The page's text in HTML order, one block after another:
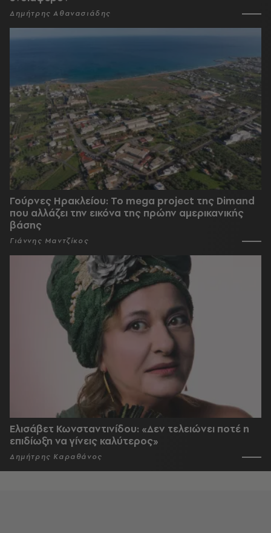
Δημήτρης Αθανασιάδης
Γούρνες Ηρακλείου: To mega project της Dimand
που αλλάζει την εικόνα της πρώην αμερικανικής
βάσης
Γιάννης Μαντζίκος
Ελισάβετ Κωνσταντινίδου: «Δεν τελειώνει ποτέ η
επιδίωξη να γίνεις καλύτερος»
Δημήτρης Καραθάνος